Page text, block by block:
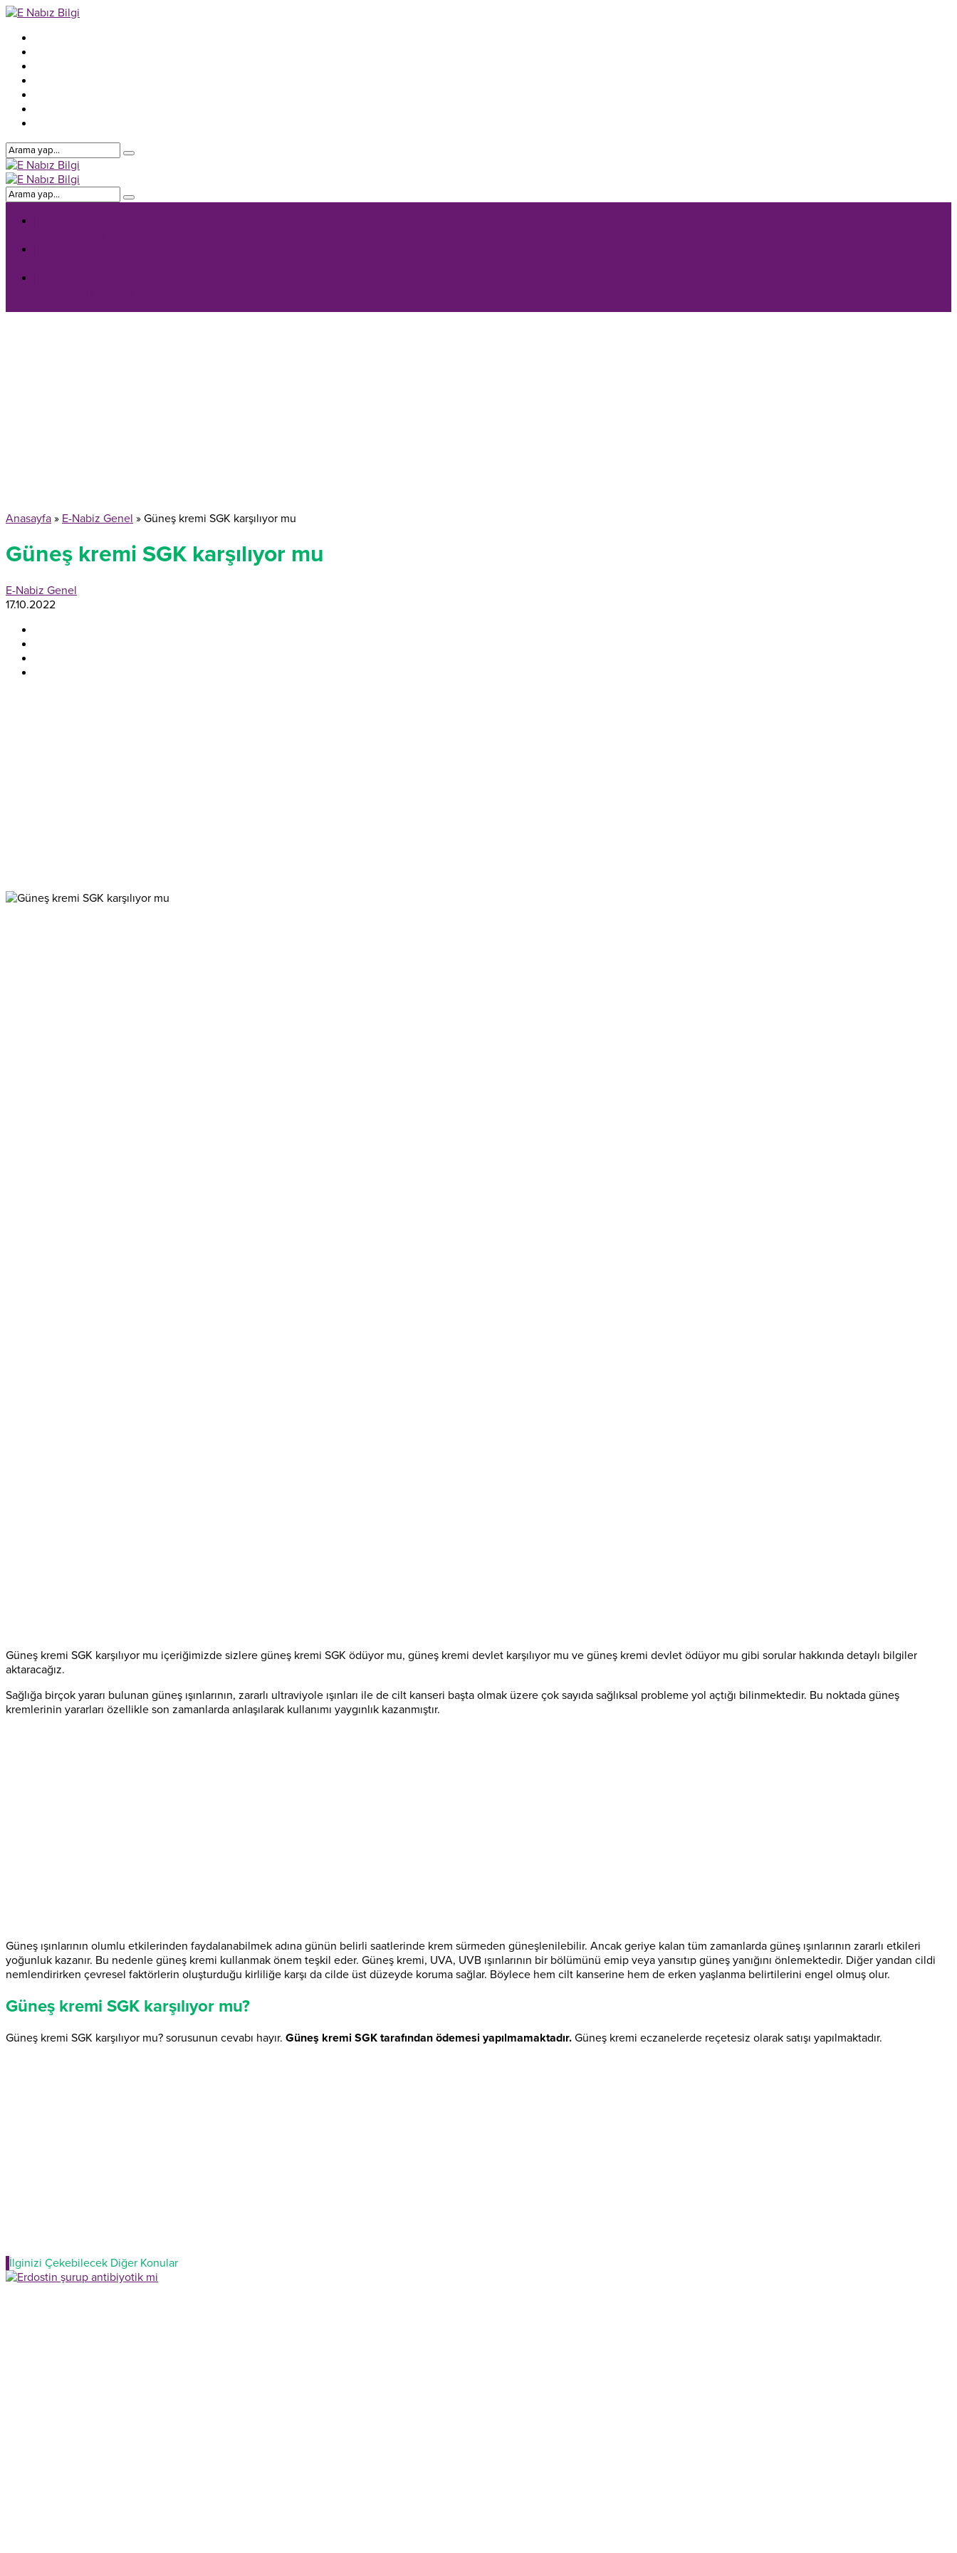
Anasayfa » E-Nabiz Genel » Güneş kremi SGK karşılıyor mu
Güneş kremi SGK karşılıyor mu
E-Nabiz Genel
17.10.2022
Güneş kremi SGK karşılıyor mu içeriğimizde sizlere güneş kremi SGK ödüyor mu, güneş kremi devlet karşılıyor mu ve güneş kremi devlet ödüyor mu gibi sorular hakkında detaylı bilgiler
aktaracağız.
Sağlığa birçok yararı bulunan güneş ışınlarının, zararlı ultraviyole ışınları ile de cilt kanseri başta olmak üzere çok sayıda sağlıksal probleme yol açtığı bilinmektedir. Bu noktada güneş
kremlerinin yararları özellikle son zamanlarda anlaşılarak kullanımı yaygınlık kazanmıştır.
Güneş ışınlarının olumlu etkilerinden faydalanabilmek adına günün belirli saatlerinde krem sürmeden güneşlenilebilir. Ancak geriye kalan tüm zamanlarda güneş ışınlarının zararlı etkileri
yoğunluk kazanır. Bu nedenle güneş kremi kullanmak önem teşkil eder. Güneş kremi, UVA, UVB ışınlarının bir bölümünü emip veya yansıtıp güneş yanığını önlemektedir. Diğer yandan cildi
nemlendirirken çevresel faktörlerin oluşturduğu kirliliğe karşı da cilde üst düzeyde koruma sağlar. Böylece hem cilt kanserine hem de erken yaşlanma belirtilerini engel olmuş olur.
Güneş kremi SGK karşılıyor mu?
Güneş kremi SGK karşılıyor mu? sorusunun cevabı hayır. Güneş kremi SGK tarafından ödemesi yapılmamaktadır. Güneş kremi eczanelerde reçetesiz olarak satışı yapılmaktadır.
İlginizi Çekebilecek Diğer Konular